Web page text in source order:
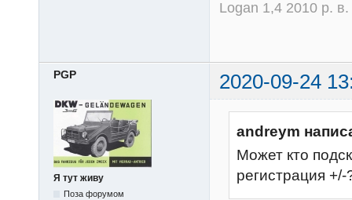
Logan 1,4 2010 р.
PGP 2020-09-24
Я тут живу
Поза форумом
andreym
Может кто
регистрация +/-